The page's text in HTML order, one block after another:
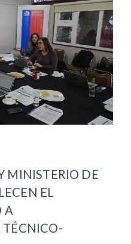
MINISTERIO DE
EL
A
TÉCNICO-